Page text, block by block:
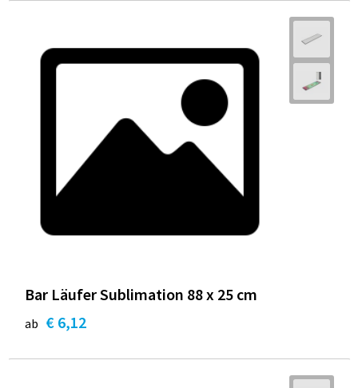
Bar Läufer Sublimation 88 x 25 cm
ab € 6,12